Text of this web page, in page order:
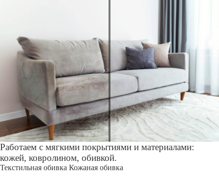
Работаем с мягкими покрытиями и материалами:
кожей, ковролином, обивкой.
Текстильная обивка Кожаная обивка